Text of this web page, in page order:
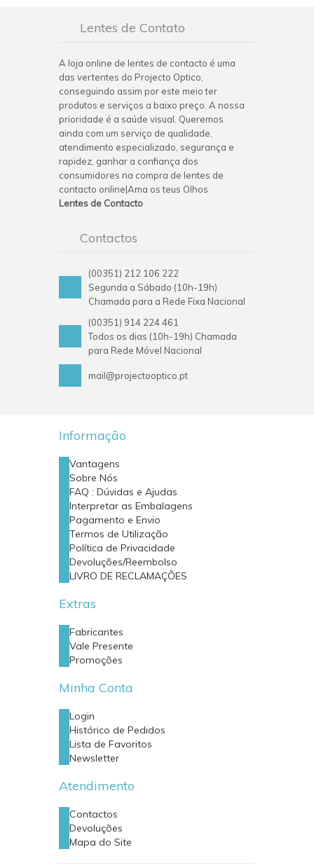
Lentes de Contato
A loja online de lentes de contacto é uma
das vertentes do Projecto Optico,
conseguindo assim por este meio ter
produtos e serviços a baixo preço. A nossa
prioridade é a saúde visual. Queremos
ainda com um serviço de qualidade,
atendimento especializado, segurança e
rapidez, ganhar a confiança dos
consumidores na compra de lentes de
contacto online|Ama os teus Olhos
Lentes de Contacto
Contactos
(00351) 212 106 222
Segunda a Sábado (10h-19h)
Chamada para a Rede Fixa Nacional
(00351) 914 224 461
Todos os dias (10h-19h) Chamada
para Rede Móvel Nacional
mail@projectooptico.pt
Informação
Vantagens
Sobre Nós
FAQ : Dúvidas e Ajudas
Interpretar as Embalagens
Pagamento e Envio
Termos de Utilização
Política de Privacidade
Devoluções/Reembolso
LIVRO DE RECLAMAÇÕES
Extras
Fabricantes
Vale Presente
Promoções
Minha Conta
Login
Histórico de Pedidos
Lista de Favoritos
Newsletter
Atendimento
Contactos
Devoluções
Mapa do Site